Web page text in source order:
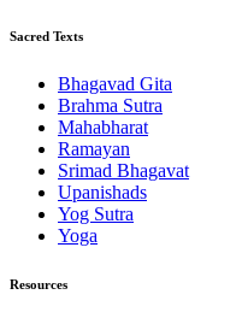
Sacred Texts
Bhagavad Gita
Brahma Sutra
Mahabharat
Ramayan
Srimad Bhagavat
Upanishads
Yog Sutra
Yoga
Resources